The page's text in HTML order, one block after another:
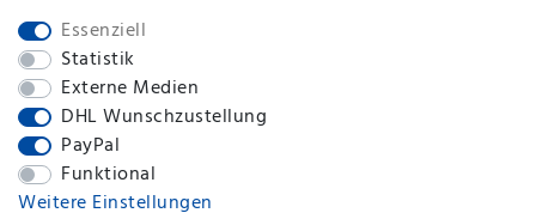
Essenziell
Statistik
Externe Medien
DHL Wunschzustellung
PayPal
Funktional
Weitere Einstellungen